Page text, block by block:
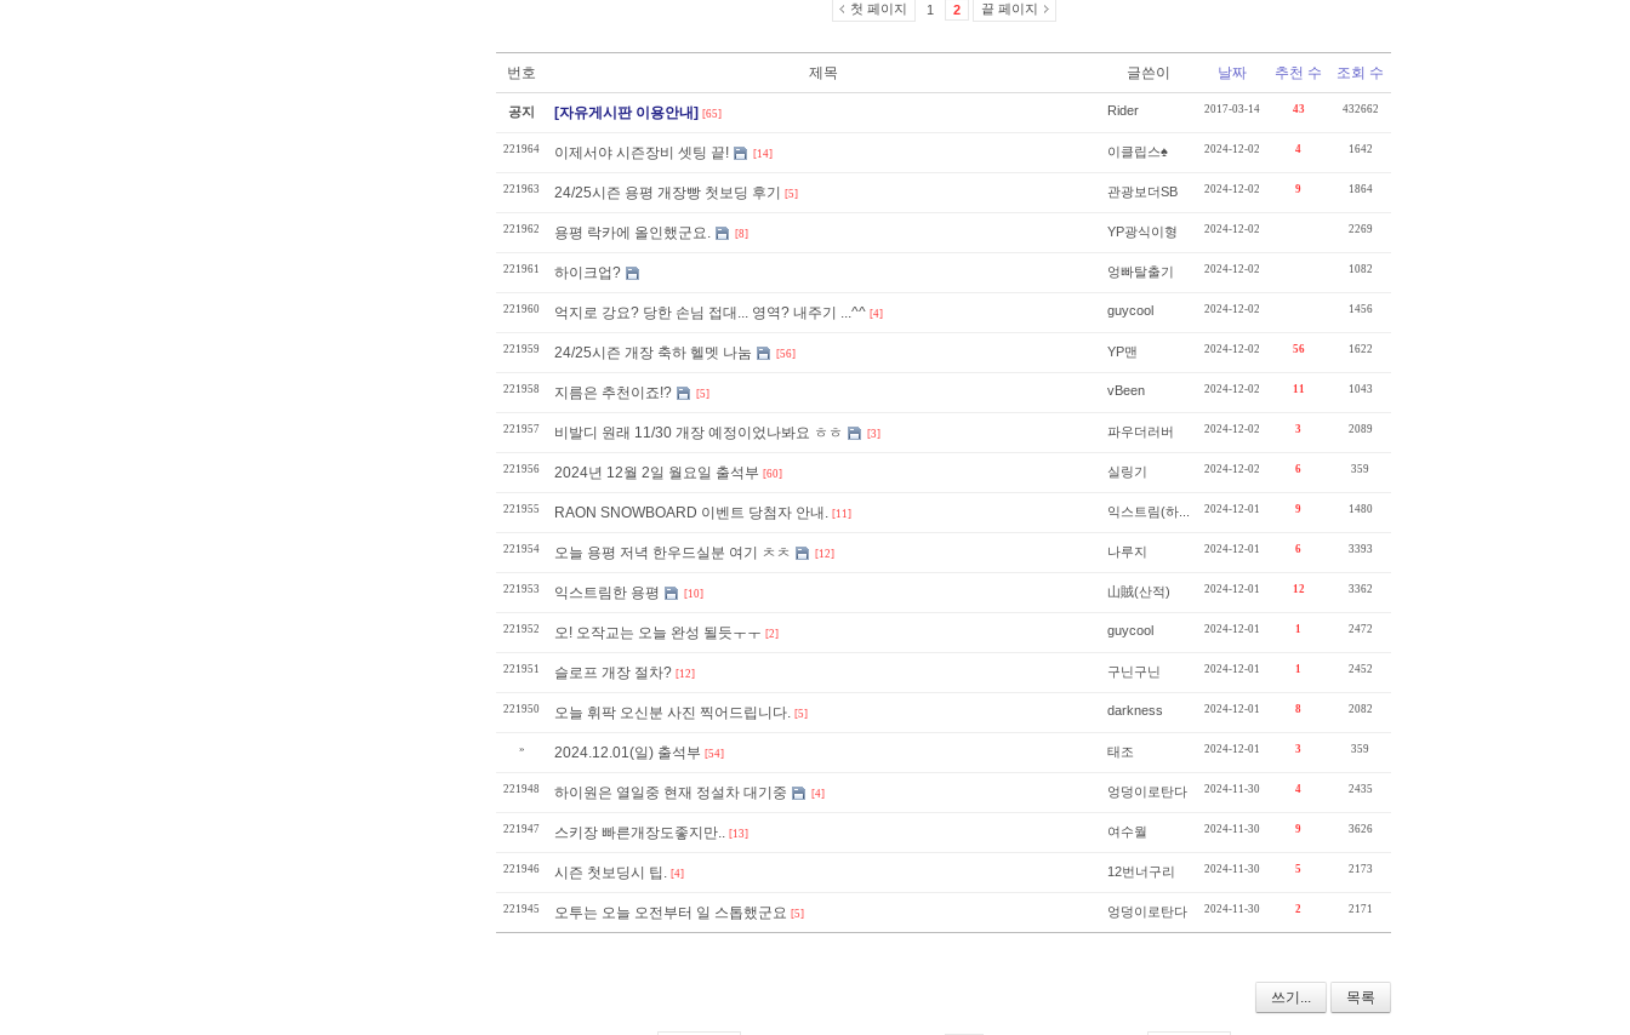
첫 페이지 1 2 끝 페이지
번호 제목 글쓴이 날짜 추천 수 조회 수
공지 [자유게시판 이용안내] [65] Rider 2017-03-14 43 432662
221964 이제서야 시즌장비 셋팅 끝! [14] 이클립스♠ 2024-12-02 4 1642
221963 24/25시즌 용평 개장빵 첫보딩 후기 [5] 관광보더SB 2024-12-02 9 1864
221962 용평 락카에 올인했군요. [8] YP광식이형 2024-12-02 2269
221961 하이크업? 엉빠탈출기 2024-12-02 1082
221960 억지로 강요? 당한 손님 접대... 영역? 내주기 ...^^ [4] guycool 2024-12-02 1456
221959 24/25시즌 개장 축하 헬멧 나눔 [56] YP맨 2024-12-02 56 1622
221958 지름은 추천이죠!? [5] vBeen 2024-12-02 11 1043
221957 비발디 원래 11/30 개장 예정이었나봐요 ㅎㅎ [3] 파우더러버 2024-12-02 3 2089
221956 2024년 12월 2일 월요일 출석부 [60] 실링기 2024-12-02 6 359
221955 RAON SNOWBOARD 이벤트 당첨자 안내. [11] 익스트림(하... 2024-12-01 9 1480
221954 오늘 용평 저녁 한우드실분 여기 ㅊㅊ [12] 나루지 2024-12-01 6 3393
221953 익스트림한 용평 [10] 山賊(산적) 2024-12-01 12 3362
221952 오! 오작교는 오늘 완성 될듯ㅜㅜ [2] guycool 2024-12-01 1 2472
221951 슬로프 개장 절차? [12] 구닌구닌 2024-12-01 1 2452
221950 오늘 휘팍 오신분 사진 찍어드립니다. [5] darkness 2024-12-01 8 2082
» 2024.12.01(일) 출석부 [54] 태조 2024-12-01 3 359
221948 하이원은 열일중 현재 정설차 대기중 [4] 엉덩이로탄다 2024-11-30 4 2435
221947 스키장 빠른개장도좋지만.. [13] 여수월 2024-11-30 9 3626
221946 시즌 첫보딩시 팁. [4] 12번너구리 2024-11-30 5 2173
221945 오투는 오늘 오전부터 일 스톱했군요 [5] 엉덩이로탄다 2024-11-30 2 2171
쓰기... 목록